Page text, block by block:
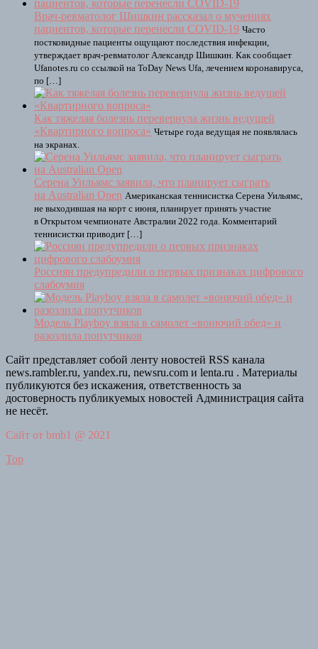
Врач-ревматолог Шишкин рассказал о мучениях
пациентов, которые перенесли COVID-19 Часто
постковидные пациенты ощущают последствия инфекции,
утверждает врач-ревматолог Александр Шишкин. Как сообщает
Ufanotes.ru со ссылкой на ToDay News Ufa, лечением коронавируса,
по […]
Как тяжелая болезнь перевернула жизнь ведущей
«Квартирного вопроса» Четыре года ведущая не появлялась
на экранах.
Серена Уильямс заявила, что планирует сыграть
на Australian Open Американская теннисистка Серена Уильямс,
не выходившая на корт с июня, планирует принять участие
в Открытом чемпионате Австралии 2022 года. Комментарий
теннисистки приводит […]
Россиян предупредили о первых признаках цифрового
слабоумия
Модель Playboy взяла в самолет «вонючий обед» и
разозлила попутчиков
Сайт представляет собой ленту новостей RSS канала
news.rambler.ru, yandex.ru, newsru.com и lenta.ru . Материалы
публикуются без искажения, ответственность за
достоверность публикуемых новостей Администрация сайта
не несёт.
Сайт от bmb1 @ 2021
Top